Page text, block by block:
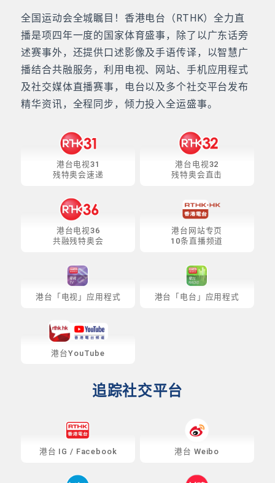
全国运动会全城瞩目！香港电台（RTHK）全力直
播是项四年一度的国家体育盛事，除了以广东话旁
述赛事外，还提供口述影像及手语传译，以智慧广
播结合共融服务，利用电视、网站、手机应用程式
及社交媒体直播赛事，电台以及多个社交平台发布
精华资讯，全程同步，倾力投入全运盛事。
港台电视31
残特奥会速递
港台电视32
残特奥会直击
港台电视36
共融残特奥会
港台网站专页
10条直播频道
港台「电视」应用程式 港台「电台」应用程式
港台YouTube
追踪社交平台
港台 IG / Facebook 港台 Weibo